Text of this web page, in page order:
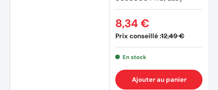
Prix conseillé :12,49 €
8,34 €
En stock
Ajouter au panier